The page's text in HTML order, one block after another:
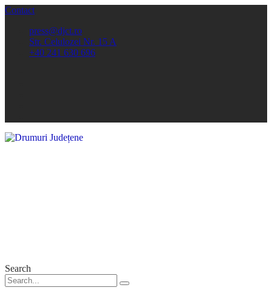
Contact
press@djct.ro
Str. Celulozei Nr. 15 A
+40 241 630 696
Search